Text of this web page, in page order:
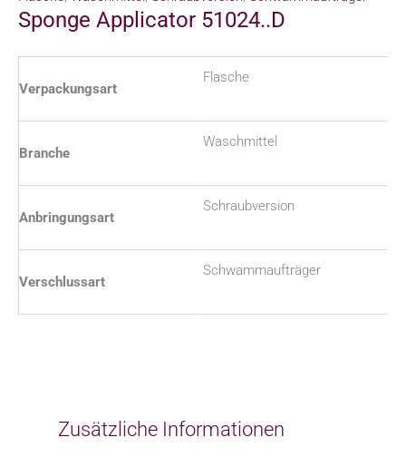
Sponge Applicator 51024..D
Verpackungsart
Flasche
Branche
Waschmittel
Anbringungsart
Schraubversion
Verschlussart
Schwammaufträger
Zusätzliche Informationen